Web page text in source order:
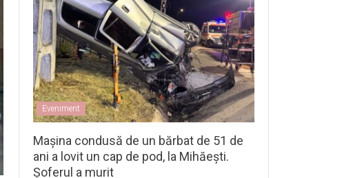
Eveniment
Mașina condusă de un bărbat de 51 de
ani a lovit un cap de pod, la Mihăești.
Șoferul a murit